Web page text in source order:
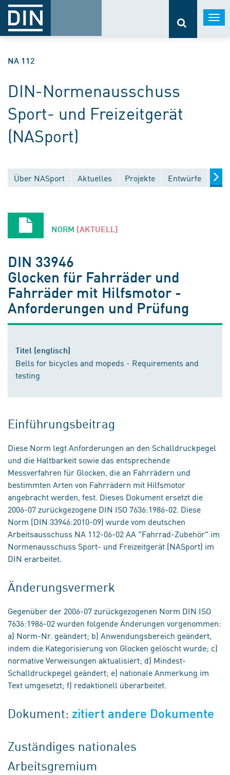
NA 112
DIN-Normenausschuss
Sport- und Freizeitgerät
(NASport)
Über NASport Aktuelles Projekte Entwürfe
NORM [AKTUELL]
DIN 33946
Glocken für Fahrräder und
Fahrräder mit Hilfsmotor -
Anforderungen und Prüfung
Titel (englisch)
Bells for bicycles and mopeds - Requirements and
testing
Einführungsbeitrag
Diese Norm legt Anforderungen an den Schalldruckpegel
und die Haltbarkeit sowie das entsprechende
Messverfahren für Glocken, die an Fahrrädern und
bestimmten Arten von Fahrrädern mit Hilfsmotor
angebracht werden, fest. Dieses Dokument ersetzt die
2006-07 zurückgezogene DIN ISO 7636:1986-02. Diese
Norm (DIN 33946:2010-09) wurde vom deutschen
Arbeitsausschuss NA 112-06-02 AA "Fahrrad-Zubehör" im
Normenausschuss Sport- und Freizeitgerät (NASport) im
DIN erarbeitet.
Änderungsvermerk
Gegenüber der 2006-07 zurückgezogenen Norm DIN ISO
7636:1986-02 wurden folgende Änderungen vorgenommen:
a) Norm-Nr. geändert; b) Anwendungsbereich geändert,
indem die Kategorisierung von Glocken gelöscht wurde; c)
normative Verweisungen aktualisiert; d) Mindest-
Schalldruckpegel geändert; e) nationale Anmerkung im
Text umgesetzt; f) redaktionell überarbeitet.
Dokument: zitiert andere Dokumente
Zuständiges nationales
Arbeitsgremium